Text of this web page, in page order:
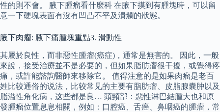
性的則不會。 腋下腫瘤看什麼科 在腋下摸到有腫塊時，可以留
意一下硬塊表面有沒有凹凸不平及潰爛的狀態。
腋下肉瘤: 腋下痛腫塊重點3. 滑動性
其屬於良性，而非惡性腫瘤(癌症)，通常是無害的。 因此，一般
來說，接受治療並不是必要的，但如果脂肪瘤很干擾，或覺得疼
痛，或許能諮詢醫師來移除它。 值得注意的是如果肉瘤是老百
姓比较通俗的说法，比较常见的主要有脂肪瘤、皮脂腺囊肿以及
脂溢性角化病，这些都是良… 頭頸部：惡性淋巴結腫大也和原
發腫瘤位置息息相關，例如：口腔癌、舌癌、鼻咽癌的腫瘤，常